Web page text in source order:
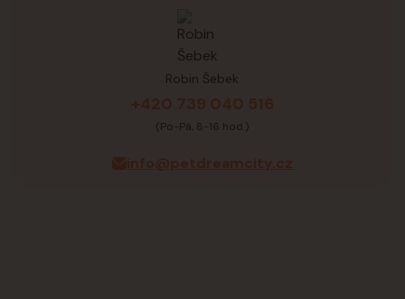
Robin Šebek
+420 739 040 516
(Po-Pá, 8-16 hod.)
info@petdreamcity.cz